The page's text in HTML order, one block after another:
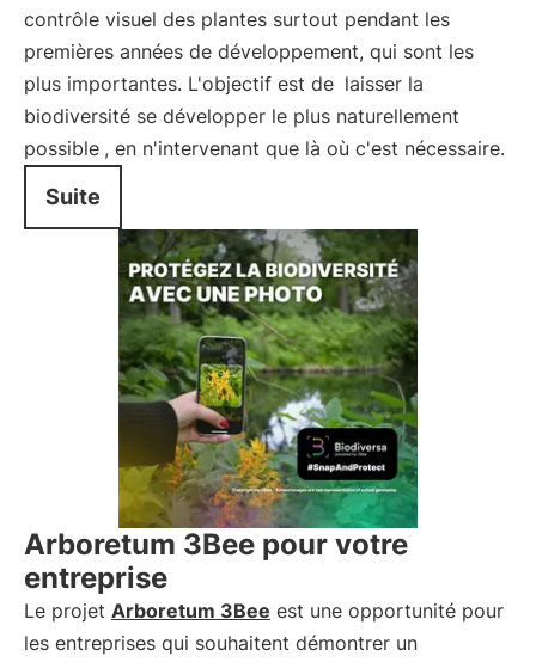
contrôle visuel des plantes surtout pendant les
premières années de développement, qui sont les
plus importantes. L'objectif est de laisser la
biodiversité se développer le plus naturellement
possible , en n'intervenant que là où c'est nécessaire.
Suite
Arboretum 3Bee pour votre
entreprise
Le projet Arboretum 3Bee est une opportunité pour
les entreprises qui souhaitent démontrer un